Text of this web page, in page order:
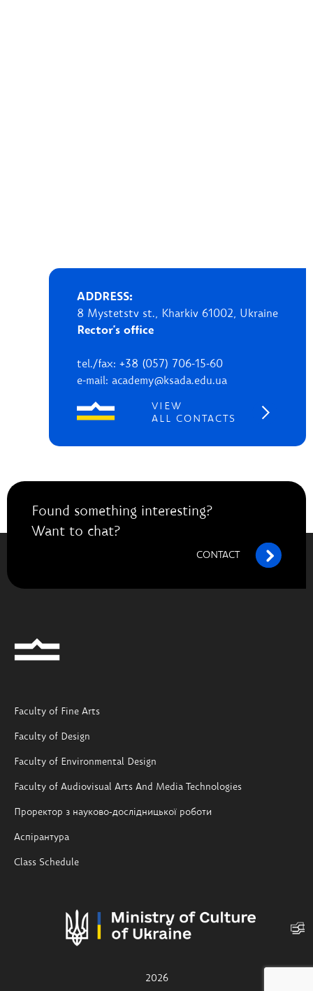
ADDRESS:
8 Mystetstv st., Kharkiv 61002, Ukraine
Rector's office
tel./fax: +38 (057) 706-15-60
e-mail: academy@ksada.edu.ua
VIEW
ALL CONTACTS
Found something interesting?
Want to chat?
CONTACT
Faculty of Fine Arts
Faculty of Design
Faculty of Environmental Design
Faculty of Audiovisual Arts And Media Technologies
Проректор з науково-дослідницької роботи
Аспірантура
Class Schedule
2026